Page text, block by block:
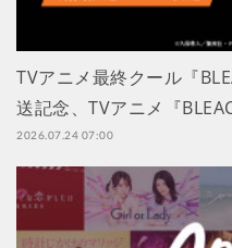
TVアニメ最終クール『
送記念、TVアニメ『
2026.07.24 07:00